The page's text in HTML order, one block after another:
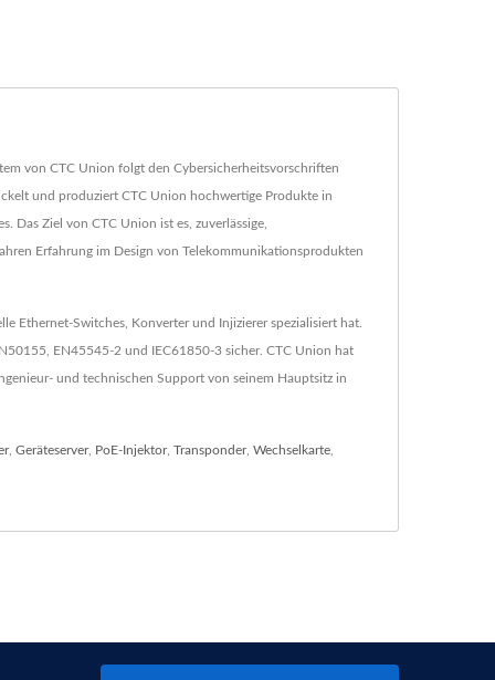
von CTC Union folgt den Cybersicherheitsvorschriften
und produziert CTC Union hochwertige Produkte in
Das Ziel von CTC Union ist es, zuverlässige,
Erfahrung im Design von Telekommunikationsprodukten
Ethernet-Switches, Konverter und Injizierer spezialisiert hat.
EN45545-2 und IEC61850-3 sicher. CTC Union hat
und technischen Support von seinem Hauptsitz in
, Geräteserver, PoE-Injektor, Transponder, Wechselkarte